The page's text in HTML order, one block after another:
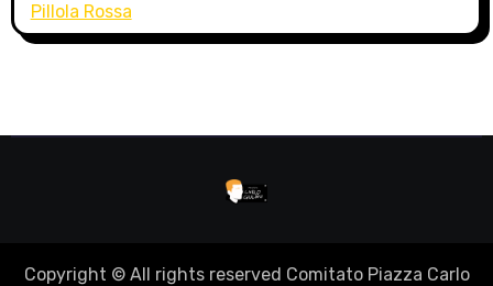
Pillola Rossa
Copyright © All rights reserved Comitato Piazza Carlo